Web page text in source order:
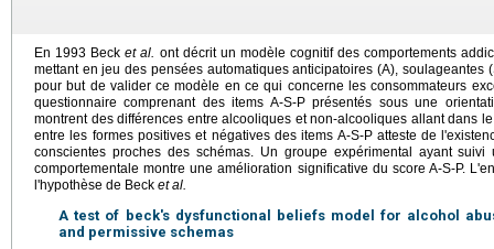
En 1993 Becket al. ont décrit un modèle cognitif des comportements
mettant en jeu des pensées automatiques anticipatoires (A), soulageantes
pour but de valider ce modèle en ce qui concerne les consommateurs
questionnaire comprenant des items A-S-P présentés sous une
montrent des différences entre alcooliques et non-alcooliques allant dans
entre les formes positives et négatives des items A-S-P atteste de
conscientes proches des schémas. Un groupe expérimental ayant
comportementale montre une amélioration significative du score A-S-P.
l'hypothèse de Beck et al.
A test of beck's dysfunctional beliefs model for alcohol
and permissive schemas